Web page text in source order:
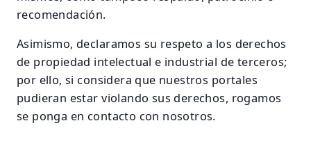
recomendación.
Asimismo, declaramos su respeto a los derechos
de propiedad intelectual e industrial de terceros;
por ello, si considera que nuestros portales
pudieran estar violando sus derechos, rogamos
se ponga en contacto con nosotros.